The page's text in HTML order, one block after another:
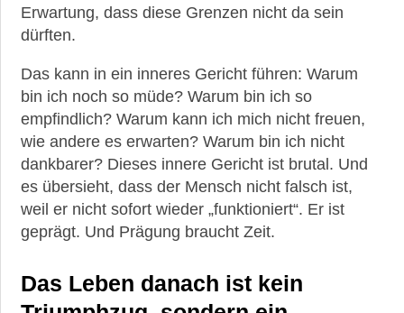
Erwartung, dass diese Grenzen nicht da sein
dürften.
Das kann in ein inneres Gericht führen: Warum
bin ich noch so müde? Warum bin ich so
empfindlich? Warum kann ich mich nicht freuen,
wie andere es erwarten? Warum bin ich nicht
dankbarer? Dieses innere Gericht ist brutal. Und
es übersieht, dass der Mensch nicht falsch ist,
weil er nicht sofort wieder „funktioniert“. Er ist
geprägt. Und Prägung braucht Zeit.
Das Leben danach ist kein